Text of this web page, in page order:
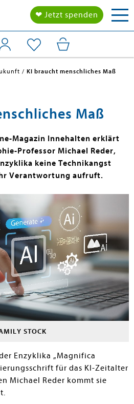
❤ Jetzt spenden
KI braucht menschliches Maß
Maß
Magazin Innehalten erklärt
Professor Michael Reder,
keine Technikangst
Verantwortung aufruft.
STOCK
Enzyklika „Magnifica
für das KI-Zeitalter
Michael Reder kommt sie